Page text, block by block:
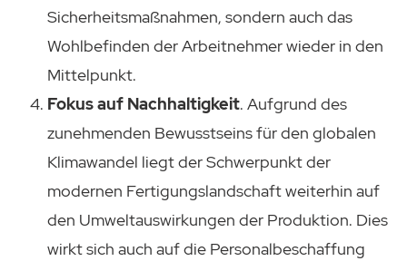
Sicherheitsmaßnahmen, sondern auch das
Wohlbefinden der Arbeitnehmer wieder in den
Mittelpunkt.
Fokus auf Nachhaltigkeit. Aufgrund des
zunehmenden Bewusstseins für den globalen
Klimawandel liegt der Schwerpunkt der
modernen Fertigungslandschaft weiterhin auf
den Umweltauswirkungen der Produktion. Dies
wirkt sich auch auf die Personalbeschaffung